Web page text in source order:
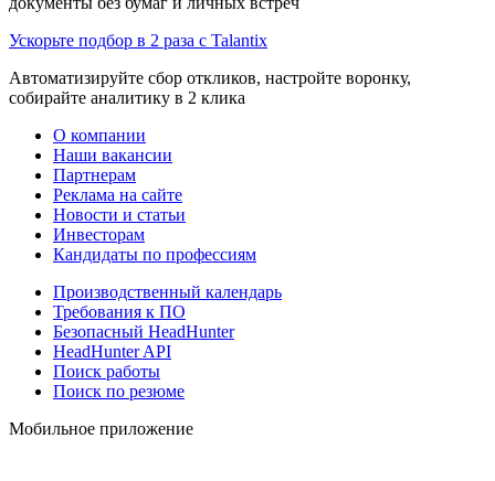
Ускорьте подбор в 2 раза с Talantix
Автоматизируйте сбор откликов, настройте воронку,
собирайте аналитику в 2 клика
О компании
Наши вакансии
Партнерам
Реклама на сайте
Новости и статьи
Инвесторам
Кандидаты по профессиям
Производственный календарь
Требования к ПО
Безопасный HeadHunter
HeadHunter API
Поиск работы
Поиск по резюме
Мобильное приложение